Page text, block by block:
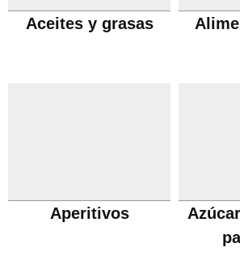
Aceites y grasas
Aperitivos